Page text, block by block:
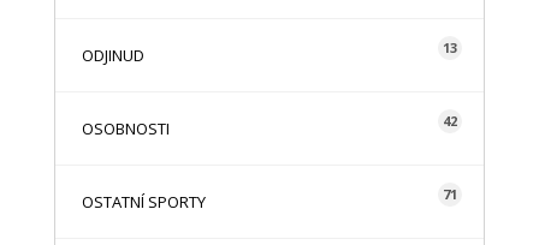
ODJINUD 13
OSOBNOSTI 42
OSTATNÍ SPORTY 71